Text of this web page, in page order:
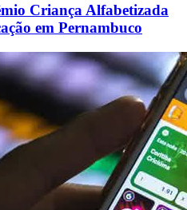
Criança Alfabetizada
em Pernambuco